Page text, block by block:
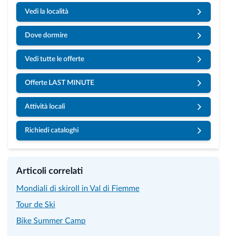
Vedi la località
Dove dormire
Vedi tutte le offerte
Offerte LAST MINUTE
Attività locali
Richiedi cataloghi
Articoli correlati
Mondiali di skiroll in Val di Fiemme
Tour de Ski
Bike Summer Camp